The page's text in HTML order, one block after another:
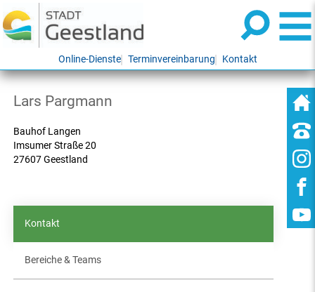
Online-Dienste Terminvereinbarung Kontakt
Lars Pargmann
Bauhof Langen
Imsumer Straße 20
27607 Geestland
Kontakt
Bereiche & Teams